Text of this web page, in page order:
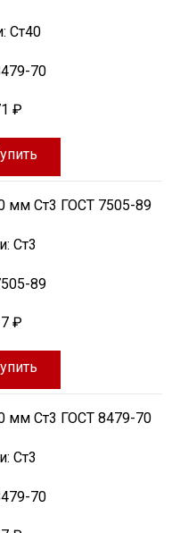
Ст40
70
₽
мм Ст3 ГОСТ 7505-89
Ст3
89
₽
мм Ст3 ГОСТ 8479-70
Ст3
70